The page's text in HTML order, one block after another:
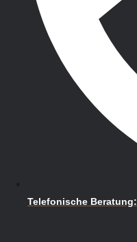
Telefonische Beratung: